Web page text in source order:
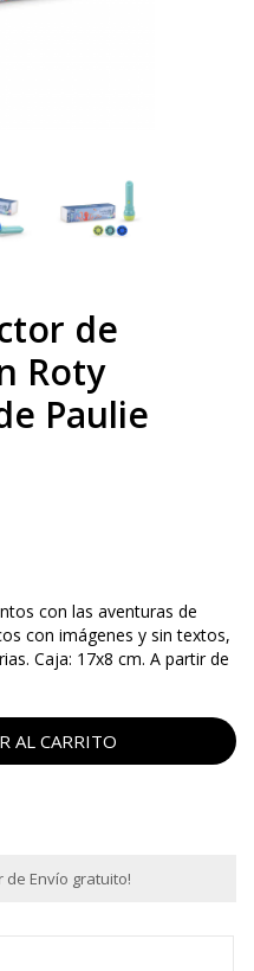
de
Roty
Paulie
con las aventuras de
con imágenes y sin textos,
Caja: 17x8 cm. A partir de
AL CARRITO
Envío gratuito!